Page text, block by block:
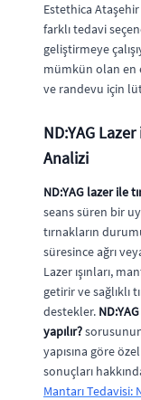
Estethica
farklı tedavi
geliştirmeye
mümkün olan en
ve randevu için
ND:YAG
Analizi
ND:YAG lazer ile
seans süren bir
tırnakların
süresince ağrı
Lazer ışınları,
getirir ve
destekler.
yapılır?
yapısına göre
sonuçları
Mantarı Tedavisi: